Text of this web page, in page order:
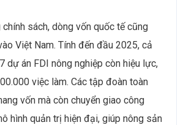
chính sách, dòng vốn quốc tế cũng
Việt Nam. Tính đến đầu 2025, cả
dự án FDI nông nghiệp còn hiệu lực,
việc làm. Các tập đoàn toàn
vốn mà còn chuyển giao công
hình quản trị hiện đại, giúp nông sản